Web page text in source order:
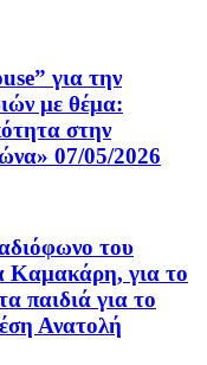
για την
με θέμα:
στην
07/05/2026
του
Καμακάρη, για το
παιδιά για το
Ανατολή